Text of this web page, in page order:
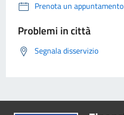
Prenota un appuntamento
Problemi in città
Segnala disservizio